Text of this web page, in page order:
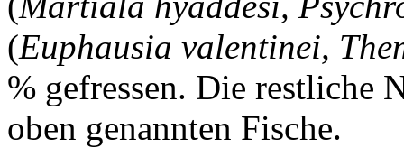
(Euphausia valentinei,
% gefressen. Die restliche
oben genannten Fische.